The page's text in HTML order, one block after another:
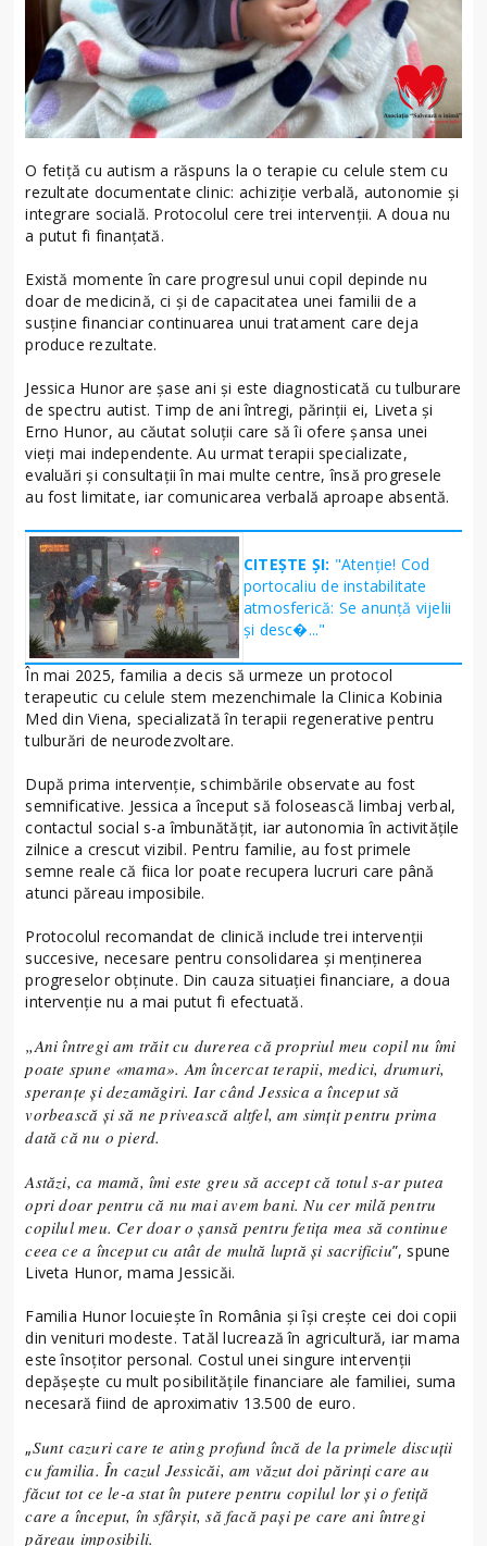
O fetiță cu autism a răspuns la o terapie cu celule stem cu
rezultate documentate clinic: achiziție verbală, autonomie și
integrare socială. Protocolul cere trei intervenții. A doua nu
a putut fi finanțată.
Există momente în care progresul unui copil depinde nu
doar de medicină, ci și de capacitatea unei familii de a
susține financiar continuarea unui tratament care deja
produce rezultate.
Jessica Hunor are șase ani și este diagnosticată cu tulburare
de spectru autist. Timp de ani întregi, părinții ei, Liveta și
Erno Hunor, au căutat soluții care să îi ofere șansa unei
vieți mai independente. Au urmat terapii specializate,
evaluări și consultații în mai multe centre, însă progresele
au fost limitate, iar comunicarea verbală aproape absentă.
CITEȘTE ȘI: "Atenție! Cod
portocaliu de instabilitate
atmosferică: Se anunță vijelii
și desc�..."
În mai 2025, familia a decis să urmeze un protocol
terapeutic cu celule stem mezenchimale la Clinica Kobinia
Med din Viena, specializată în terapii regenerative pentru
tulburări de neurodezvoltare.
După prima intervenție, schimbările observate au fost
semnificative. Jessica a început să folosească limbaj verbal,
contactul social s-a îmbunătățit, iar autonomia în activitățile
zilnice a crescut vizibil. Pentru familie, au fost primele
semne reale că fiica lor poate recupera lucruri care până
atunci păreau imposibile.
Protocolul recomandat de clinică include trei intervenții
succesive, necesare pentru consolidarea și menținerea
progreselor obținute. Din cauza situației financiare, a doua
intervenție nu a mai putut fi efectuată.
„Ani întregi am trăit cu durerea că propriul meu copil nu îmi
poate spune «mama». Am încercat terapii, medici, drumuri,
speranțe și dezamăgiri. Iar când Jessica a început să
vorbească și să ne privească altfel, am simțit pentru prima
dată că nu o pierd.
Astăzi, ca mamă, îmi este greu să accept că totul s-ar putea
opri doar pentru că nu mai avem bani. Nu cer milă pentru
copilul meu. Cer doar o șansă pentru fetița mea să continue
ceea ce a început cu atât de multă luptă și sacrificiu”, spune
Liveta Hunor, mama Jessicăi.
Familia Hunor locuiește în România și își crește cei doi copii
din venituri modeste. Tatăl lucrează în agricultură, iar mama
este însoțitor personal. Costul unei singure intervenții
depășește cu mult posibilitățile financiare ale familiei, suma
necesară fiind de aproximativ 13.500 de euro.
„Sunt cazuri care te ating profund încă de la primele discuții
cu familia. În cazul Jessicăi, am văzut doi părinți care au
făcut tot ce le-a stat în putere pentru copilul lor și o fetiță
care a început, în sfârșit, să facă pași pe care ani întregi
păreau imposibili.